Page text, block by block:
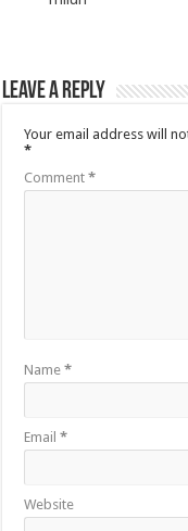
Leave a Reply
Your email address will
*
Comment*
Name*
Email*
Website